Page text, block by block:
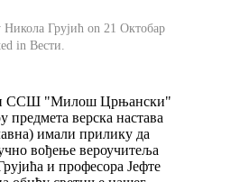
Никола Грујић on21 Октобар
inВести.
ССШ "Милош Црњански"
предмета верска настава
имали прилику да
вођење вероучитеља
и професора Јефте